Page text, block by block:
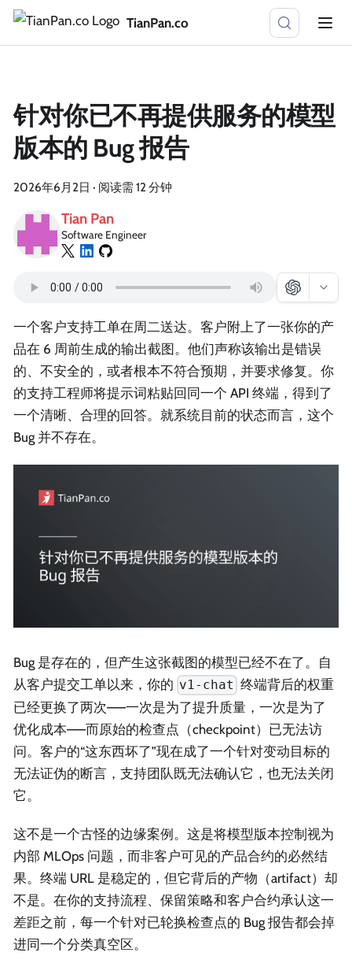
TianPan.co
针对你已不再提供服务的模型
版本的 Bug 报告
2026年6月2日 · 阅读需 12 分钟
Tian Pan
Software Engineer
一个客户支持工单在周二送达。客户附上了一张你的产
品在 6 周前生成的输出截图。他们声称该输出是错误
的、不安全的，或者根本不符合预期，并要求修复。你
的支持工程师将提示词粘贴回同一个 API 终端，得到了
一个清晰、合理的回答。就系统目前的状态而言，这个
Bug 并不存在。
Bug 是存在的，但产生这张截图的模型已经不在了。自
从客户提交工单以来，你的 v1-chat 终端背后的权重
已经更换了两次——一次是为了提升质量，一次是为了
优化成本——而原始的检查点（checkpoint）已无法访
问。客户的“这东西坏了”现在成了一个针对变动目标的
无法证伪的断言，支持团队既无法确认它，也无法关闭
它。
这不是一个古怪的边缘案例。这是将模型版本控制视为
内部 MLOps 问题，而非客户可见的产品合约的必然结
果。终端 URL 是稳定的，但它背后的产物（artifact）却
不是。在你的支持流程、保留策略和客户合约承认这一
差距之前，每一个针对已轮换检查点的 Bug 报告都会掉
进同一个分类真空区。